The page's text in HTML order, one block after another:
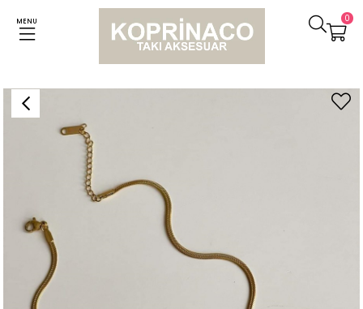
MENU 0
Kolyeler Çelik Love Yazılı Kutucuklu Kolye (43 Cm)